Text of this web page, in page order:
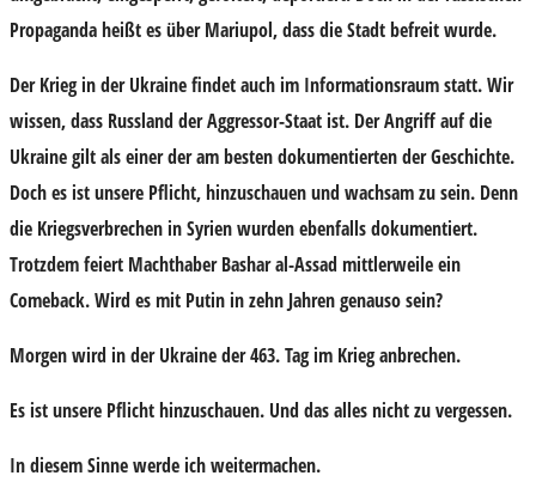
Propaganda heißt es über Mariupol, dass die Stadt befreit wurde.
Der Krieg in der Ukraine findet auch im Informationsraum statt. Wir
wissen, dass Russland der Aggressor-Staat ist. Der Angriff auf die
Ukraine gilt als einer der am besten dokumentierten der Geschichte.
Doch es ist unsere Pflicht, hinzuschauen und wachsam zu sein. Denn
die Kriegsverbrechen in Syrien wurden ebenfalls dokumentiert.
Trotzdem feiert Machthaber Bashar al-Assad mittlerweile ein
Comeback. Wird es mit Putin in zehn Jahren genauso sein?
Morgen wird in der Ukraine der 463. Tag im Krieg anbrechen.
Es ist unsere Pflicht hinzuschauen. Und das alles nicht zu vergessen.
In diesem Sinne werde ich weitermachen.